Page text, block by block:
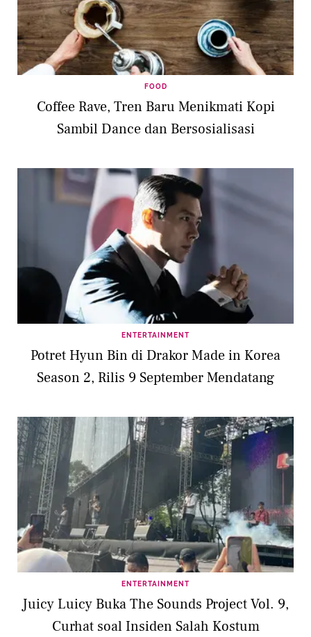
FOOD
Coffee Rave, Tren Baru Menikmati Kopi
Sambil Dance dan Bersosialisasi
ENTERTAINMENT
Potret Hyun Bin di Drakor Made in Korea
Season 2, Rilis 9 September Mendatang
ENTERTAINMENT
Juicy Luicy Buka The Sounds Project Vol. 9,
Curhat soal Insiden Salah Kostum